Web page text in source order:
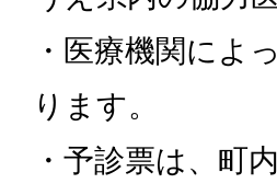
・医療機関によ
ります。
・予診票は、町